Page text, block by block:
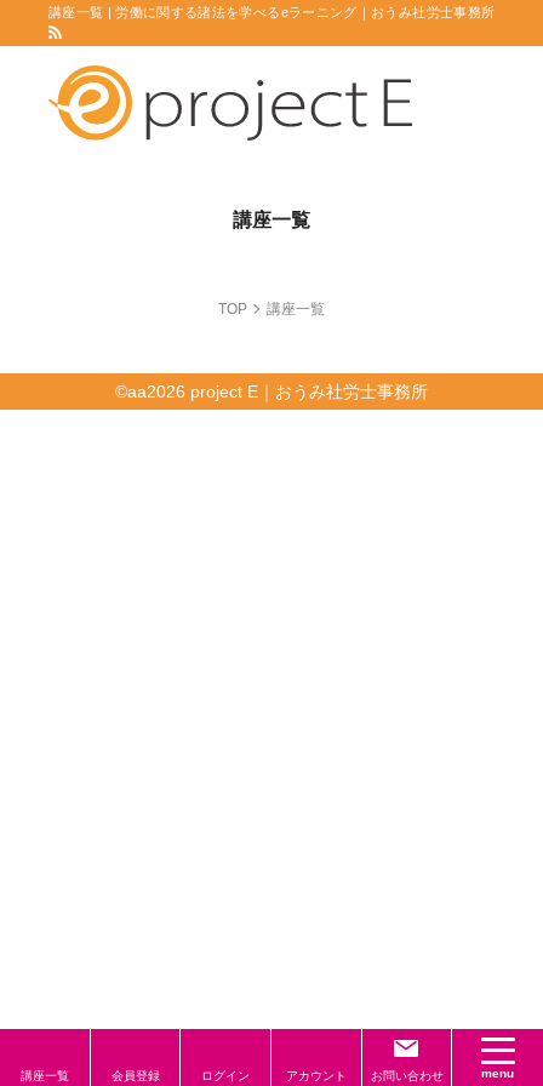
講座一覧 | 労働に関する諸法を学べるeラーニング｜おうみ社労士事務所
講座一覧
TOP 講座一覧
©aa2026 project E｜おうみ社労士事務所
講座一覧 会員登録 ログイン アカウント お問い合わせ menu